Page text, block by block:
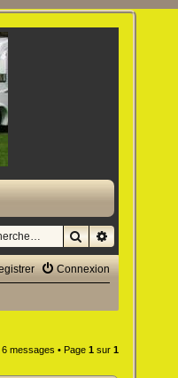
RechercherRecherche
Connexion
messages • Page 1sur 1